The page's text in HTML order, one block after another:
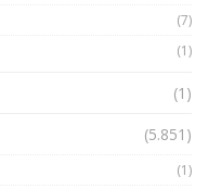
(7)
(1)
(1)
(5.851)
(1)